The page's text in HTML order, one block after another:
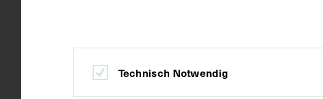
Wien
Technisch Notwendig